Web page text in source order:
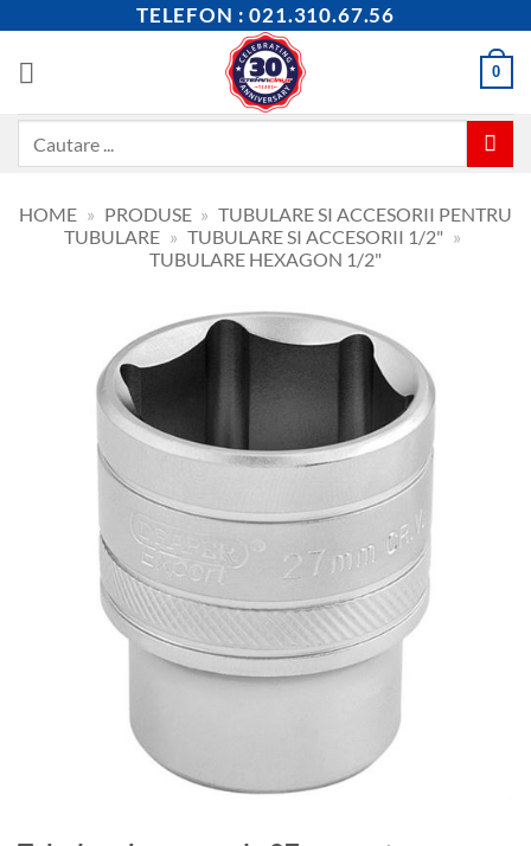
content
TELEFON : 021.310.67.56
0
HOME » PRODUSE » TUBULARE SI ACCESORII PENTRU
TUBULARE » TUBULARE SI ACCESORII 1/2" »
TUBULARE HEXAGON 1/2"